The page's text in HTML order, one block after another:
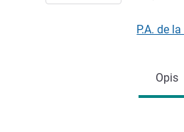
P.A. de
Opis